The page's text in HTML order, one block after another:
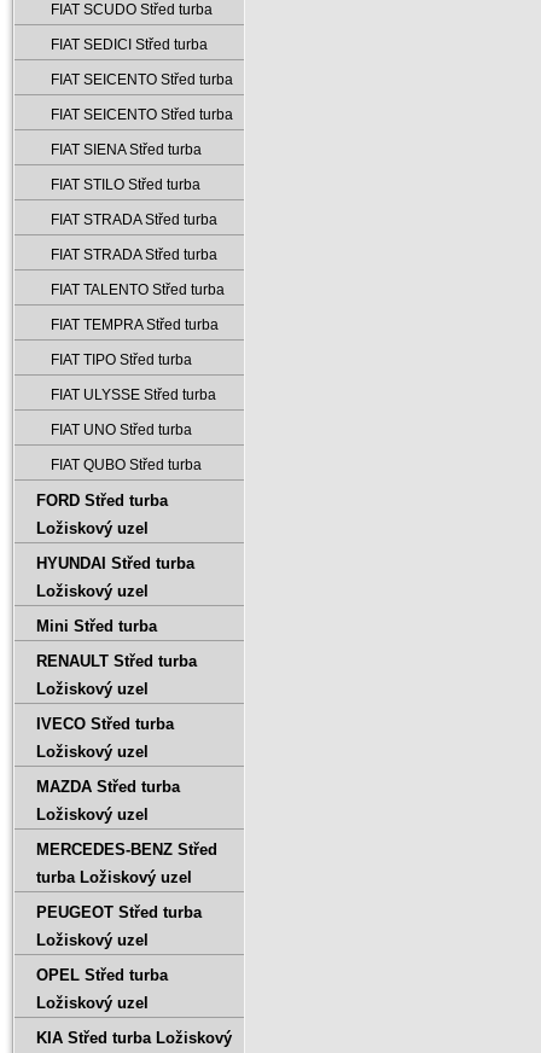
FIAT SCUDO Střed turba
FIAT SEDICI Střed turba
FIAT SEICENTO Střed turba
FIAT SEICENTO Střed turba
FIAT SIENA Střed turba
FIAT STILO Střed turba
FIAT STRADA Střed turba
FIAT STRADA Střed turba
FIAT TALENTO Střed turba
FIAT TEMPRA Střed turba
FIAT TIPO Střed turba
FIAT ULYSSE Střed turba
FIAT UNO Střed turba
FIAT QUBO Střed turba
FORD Střed turba
Ložiskový uzel
HYUNDAI Střed turba
Ložiskový uzel
Mini Střed turba
RENAULT Střed turba
Ložiskový uzel
IVECO Střed turba
Ložiskový uzel
MAZDA Střed turba
Ložiskový uzel
MERCEDES-BENZ Střed
turba Ložiskový uzel
PEUGEOT Střed turba
Ložiskový uzel
OPEL Střed turba
Ložiskový uzel
KIA Střed turba Ložiskový